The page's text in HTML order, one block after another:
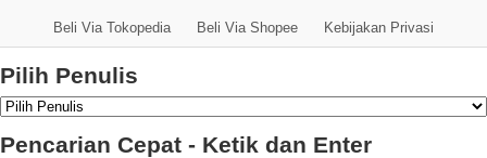
Beli Via Tokopedia Beli Via Shopee Kebijakan Privasi
Pilih Penulis
Pencarian Cepat - Ketik dan Enter